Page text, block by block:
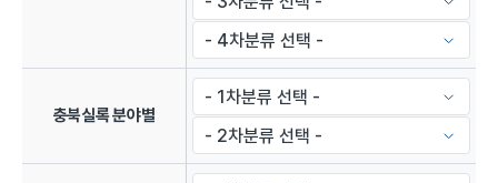
충북실록 분야별